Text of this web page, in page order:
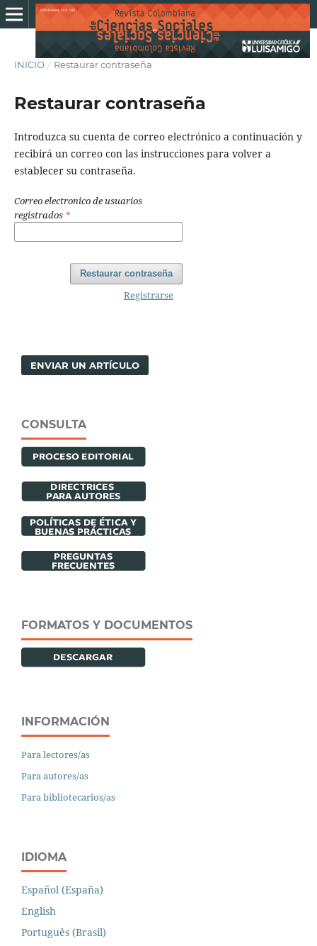
INICIO / Restaurar contraseña
Restaurar contraseña
Introduzca su cuenta de correo electrónico a continuación y
recibirá un correo con las instrucciones para volver a
establecer su contraseña.
Correo electronico de usuarios
registrados *
Restaurar contraseña
Registrarse
ENVIAR UN ARTÍCULO
CONSULTA
FORMATOS Y DOCUMENTOS
INFORMACIÓN
Para lectores/as
Para autores/as
Para bibliotecarios/as
IDIOMA
Español (España)
English
Português (Brasil)